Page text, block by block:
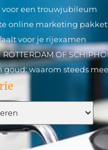
een trouwjubileum
online marketing
voor je rijexamen
OF
goud: waarom steeds